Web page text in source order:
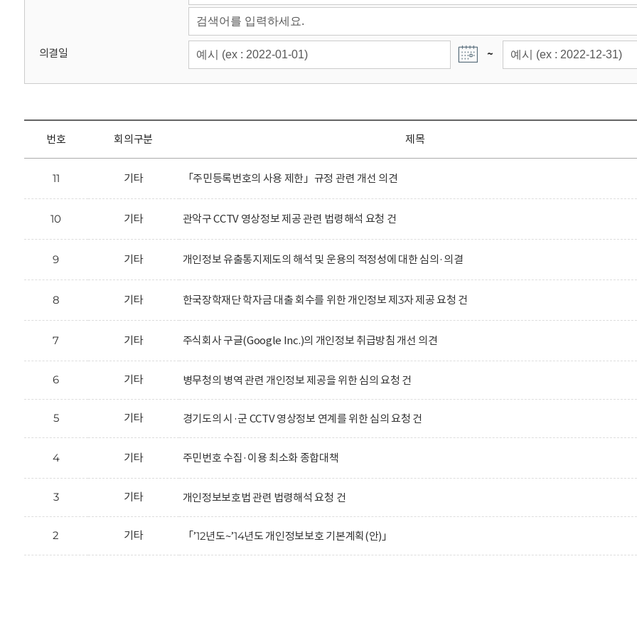
의결일 ~
번호 회의구분 제목
11 기타 「주민등록번호의 사용 제한」규정 관련 개선 의견
10 기타 관악구 CCTV 영상정보 제공 관련 법령해석 요청 건
9 기타 개인정보 유출통지제도의 해석 및 운용의 적정성에 대한 심의·의결
8 기타 한국장학재단 학자금 대출 회수를 위한 개인정보 제3자 제공 요청 건
7 기타 주식회사 구글(Google Inc.)의 개인정보 취급방침 개선 의견
6 기타 병무청의 병역 관련 개인정보 제공을 위한 심의 요청 건
5 기타 경기도의 시·군 CCTV 영상정보 연계를 위한 심의 요청 건
4 기타 주민번호 수집·이용 최소화 종합대책
3 기타 개인정보보호법 관련 법령해석 요청 건
2 기타 「’12년도~’14년도 개인정보보호 기본계획(안)」